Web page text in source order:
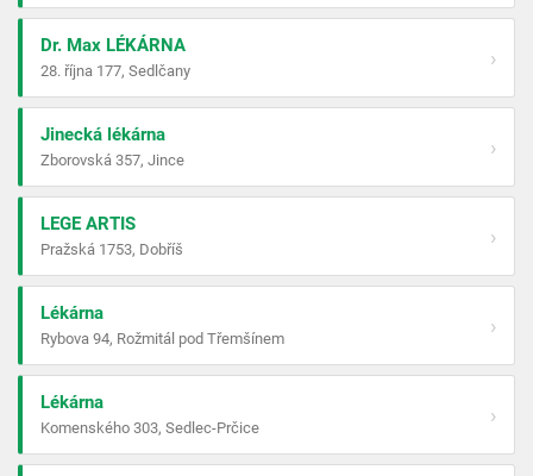
Dr. Max LÉKÁRNA
28. října 177, Sedlčany
›
Jinecká lékárna
Zborovská 357, Jince
›
LEGE ARTIS
Pražská 1753, Dobříš
›
Lékárna
Rybova 94, Rožmitál pod Třemšínem
›
Lékárna
Komenského 303, Sedlec-Prčice
›